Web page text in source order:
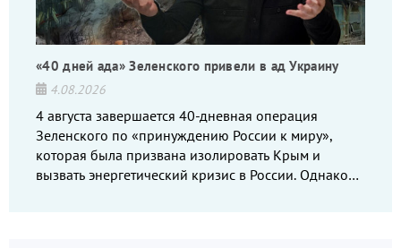
«40 дней ада» Зеленского привели в ад Украину
4.08.2026
4 августа завершается 40-дневная операция
Зеленского по «принуждению России к миру»,
которая была призвана изолировать Крым и
вызвать энергетический кризис в России. Однако